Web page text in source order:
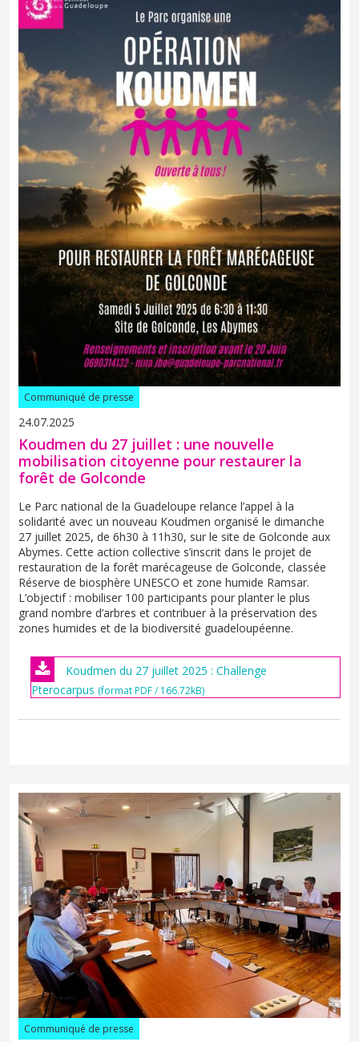
Communiqué de presse
24.07.2025
Koudmen du 27 juillet : une nouvelle
mobilisation citoyenne pour restaurer la
forêt de Golconde
Le Parc national de la Guadeloupe relance l’appel à la
solidarité avec un nouveau Koudmen organisé le dimanche
27 juillet 2025, de 6h30 à 11h30, sur le site de Golconde aux
Abymes. Cette action collective s’inscrit dans le projet de
restauration de la forêt marécageuse de Golconde, classée
Réserve de biosphère UNESCO et zone humide Ramsar.
L’objectif : mobiliser 100 participants pour planter le plus
grand nombre d’arbres et contribuer à la préservation des
zones humides et de la biodiversité guadeloupéenne.
Koudmen du 27 juillet 2025 : Challenge
Pterocarpus (format PDF / 166.72kB)
Communiqué de presse